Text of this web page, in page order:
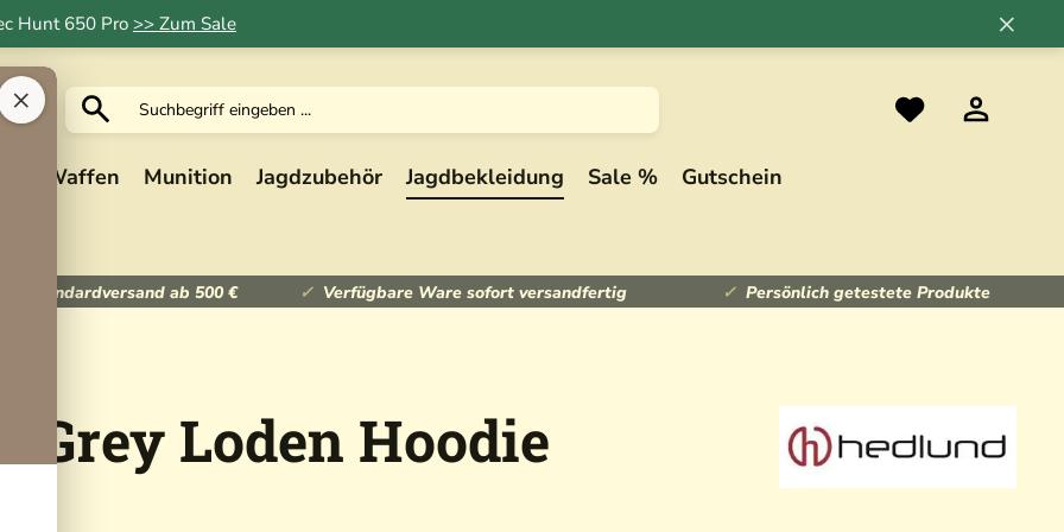
Hunt 650 Pro >> Zum Sale
×
×
Waffen Munition Jagdzubehör Jagdbekleidung Sale % Gutschein
Standardversand ab 500 € Verfügbare Ware sofort versandfertig Persönlich getestete Produkte
Loden Hoodie